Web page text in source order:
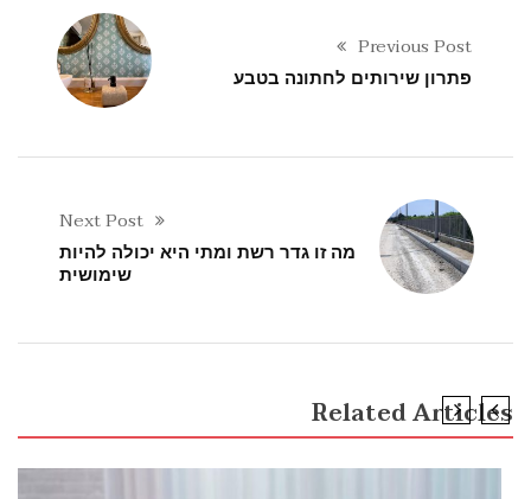
Previous Post
פתרון שירותים לחתונה בטבע
Next Post
מה זו גדר רשת ומתי היא יכולה להיות
שימושית
Related Articles